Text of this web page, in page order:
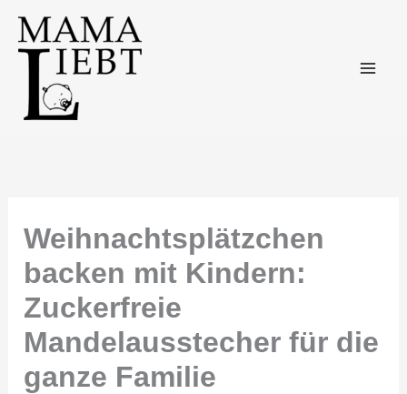
Inhalt
springen
Weihnachtsplätzchen
backen mit Kindern:
Zuckerfreie
Mandelausstecher für die
ganze Familie